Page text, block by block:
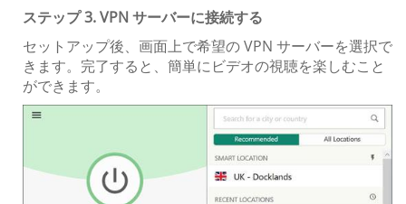
ステップ 3. VPN サーバーに接続する
セットアップ後、画面上で希望の VPN サーバーを選択で
きます。完了すると、簡単にビデオの視聴を楽しむこと
ができます。